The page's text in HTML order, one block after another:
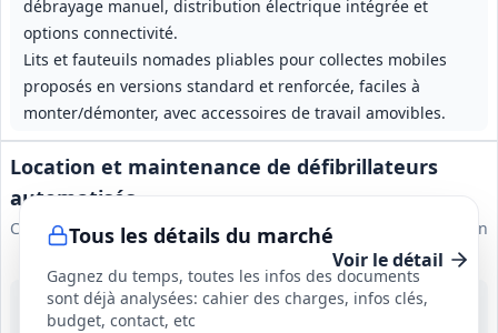
débrayage manuel, distribution électrique intégrée et
options connectivité.
Lits et fauteuils nomades pliables pour collectes mobiles
proposés en versions standard et renforcée, faciles à
monter/démonter, avec accessoires de travail amovibles.
Tous les détails du marché
Gagnez du temps, toutes les infos des documents
sont déjà analysées: cahier des charges, infos clés,
budget, contact, etc
Location et maintenance de défibrillateurs
automatisés
Communauté d'Agglomération Thionville Fensch Agglomération
Voir le détail
24 août 2026
Thionville (57)